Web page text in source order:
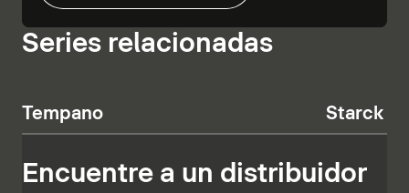
Series relacionadas
Tempano Starck T
Encuentre a un distribuidor